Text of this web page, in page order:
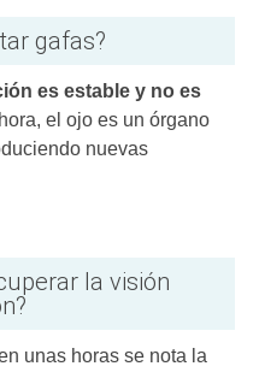
gafas?
es estable y no es
el ojo es un órgano
nuevas
la visión
unas horas se nota la